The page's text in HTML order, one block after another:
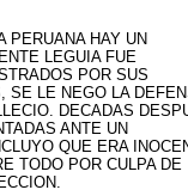
PERUANA HAY UN
LEGUIA FUE
POR SUS
SE LE NEGO LA
DECADAS
ANTE UN
QUE ERA
TODO POR CULPA DE